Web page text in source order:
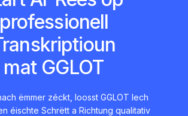
professionell
mat GGLOT
ëmmer zéckt, loosst GGLOT Iech
éischte Schrëtt a Richtung qualitativ